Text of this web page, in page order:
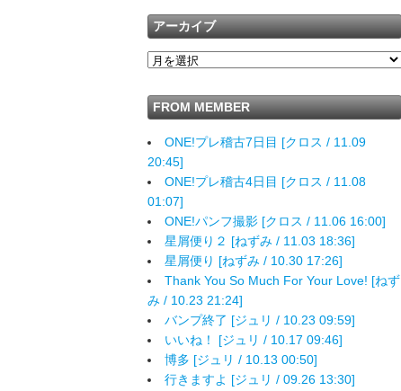
アーカイブ
FROM MEMBER
ONE!プレ稽古7日目 [クロス / 11.09
20:45]
ONE!プレ稽古4日目 [クロス / 11.08
01:07]
ONE!パンフ撮影 [クロス / 11.06 16:00]
星屑便り２ [ねずみ / 11.03 18:36]
星屑便り [ねずみ / 10.30 17:26]
Thank You So Much For Your Love! [ねず
み / 10.23 21:24]
バンプ終了 [ジュリ / 10.23 09:59]
いいね！ [ジュリ / 10.17 09:46]
博多 [ジュリ / 10.13 00:50]
行きますよ [ジュリ / 09.26 13:30]